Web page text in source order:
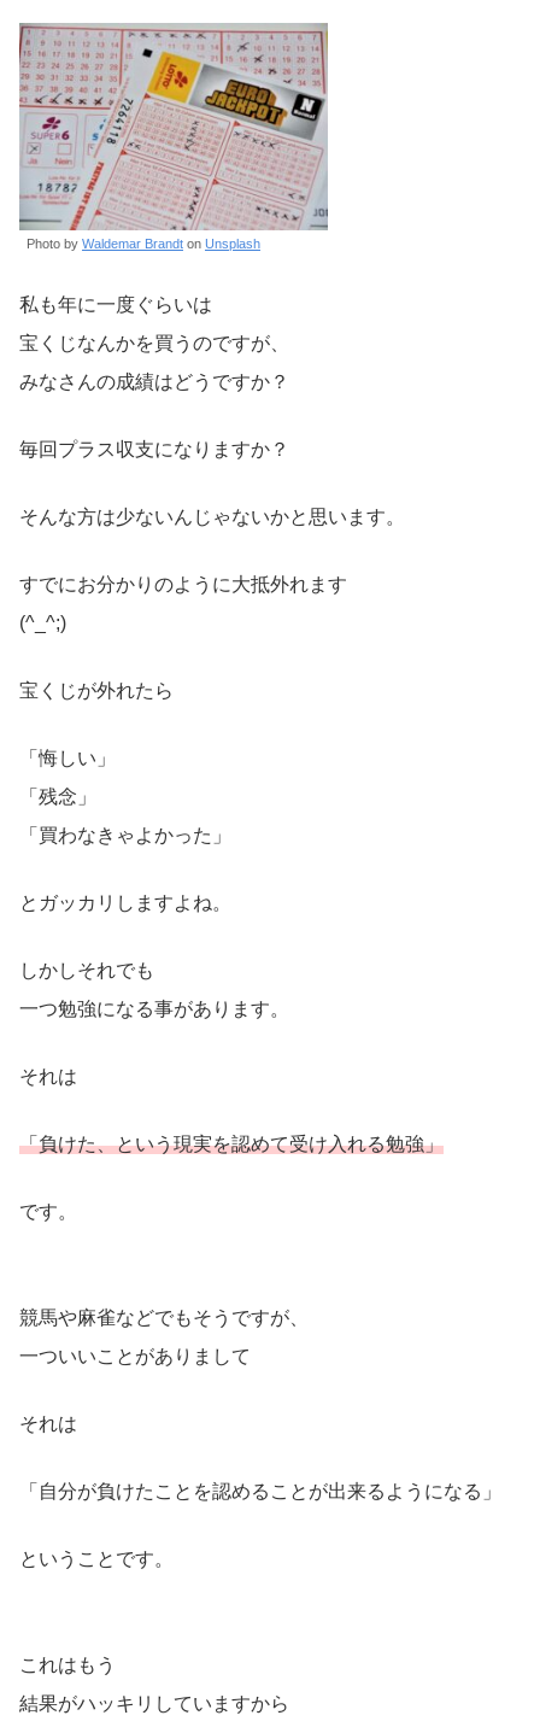
Photo by Waldemar Brandt on Unsplash
私も年に一度ぐらいは
宝くじなんかを買うのですが、
みなさんの成績はどうですか？
毎回プラス収支になりますか？
そんな方は少ないんじゃないかと思います。
すでにお分かりのように大抵外れます
(^_^;)
宝くじが外れたら
「悔しい」
「残念」
「買わなきゃよかった」
とガッカリしますよね。
しかしそれでも
一つ勉強になる事があります。
それは
「負けた、という現実を認めて受け入れる勉強」
です。
競馬や麻雀などでもそうですが、
一ついいことがありまして
それは
「自分が負けたことを認めることが出来るようになる」
ということです。
これはもう
結果がハッキリしていますから